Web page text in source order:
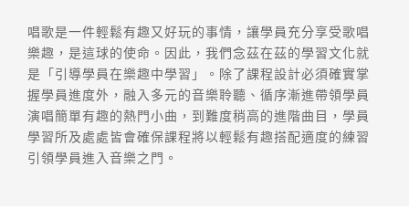
唱歌是一件輕鬆有趣又好玩的事情，讓學員充分享受歌唱
樂趣，是這球的使命。因此，我們念茲在茲的學習文化就
是「引導學員在樂趣中學習」。除了課程設計必須確實掌
握學員進度外，融入多元的音樂聆聽、循序漸進帶領學員
演唱簡單有趣的熱門小曲，到難度稍高的進階曲目，學員
學習所及處處皆會確保課程將以輕鬆有趣搭配適度的練習
引領學員進入音樂之門。